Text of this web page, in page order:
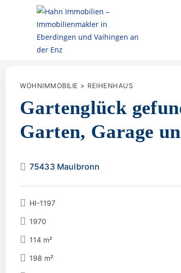
WOHNIMMOBILIE > REIHENHAUS
Gartenglück
Garten, Garage
75433 Maulbronn
HI-1197
1970
114 m²
198 m²